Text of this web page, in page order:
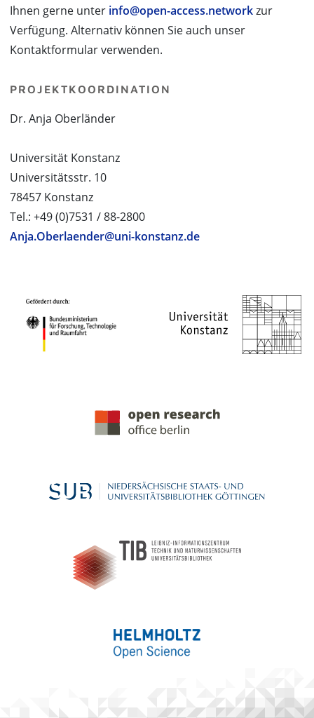
Ihnen gerne unter info@open-access.networkzur
Verfügung. Alternativ können Sie auch unser
Kontaktformular verwenden.
PROJEKTKOORDINATION
Dr. Anja Oberländer
Universität Konstanz
Universitätsstr. 10
78457 Konstanz
Tel.: +49 (0)7531 / 88-2800
Anja.Oberlaender@uni-konstanz.de